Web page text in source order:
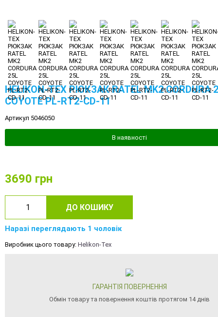
HELIKON-TEX РЮКЗАК RATEL MK2 CORDURA
COYOTE PL-RT2-CD-11
Артикул 5046050
В наявності
3690 грн
ДО КОШИКУ
Наразі переглядають 1 чоловік
Виробник цього товару: Helikon-Tex
ГАРАНТІЯ ПОВЕРНЕННЯ
Обмін товару та повернення коштів протягом 14 днів